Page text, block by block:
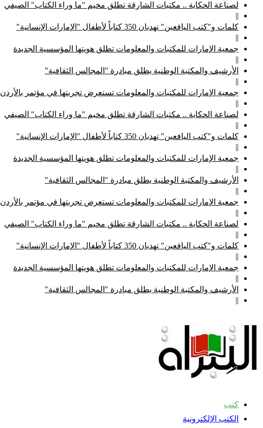
لصناعة الحكاية .. مكتبات الشارقة تطلق مخيم "ما وراء الكتاب" الصيفي
||
كلمات و"كتب اليافعين" تهديان 350 كتاباً لأطفال "الإمارات الإنسانية"
||
جمعية الإمارات للمكتبات والمعلومات تطلق هويتها المؤسسية الجديدة
||
الأرشيف والمكتبة الوطنية يطلق مبادرة "المجالس الثقافية"
||
جمعية الإمارات للمكتبات والمعلومات تستعرض تجربتها في مؤتمر بالأردن
||
لصناعة الحكاية .. مكتبات الشارقة تطلق مخيم "ما وراء الكتاب" الصيفي
||
كلمات و"كتب اليافعين" تهديان 350 كتاباً لأطفال "الإمارات الإنسانية"
||
جمعية الإمارات للمكتبات والمعلومات تطلق هويتها المؤسسية الجديدة
||
الأرشيف والمكتبة الوطنية يطلق مبادرة "المجالس الثقافية"
||
جمعية الإمارات للمكتبات والمعلومات تستعرض تجربتها في مؤتمر بالأردن
||
لصناعة الحكاية .. مكتبات الشارقة تطلق مخيم "ما وراء الكتاب" الصيفي
||
كلمات و"كتب اليافعين" تهديان 350 كتاباً لأطفال "الإمارات الإنسانية"
||
جمعية الإمارات للمكتبات والمعلومات تطلق هويتها المؤسسية الجديدة
||
الأرشيف والمكتبة الوطنية يطلق مبادرة "المجالس الثقافية"
||
كتب
الكتب الإلكترونية